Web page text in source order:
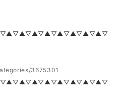
3675301